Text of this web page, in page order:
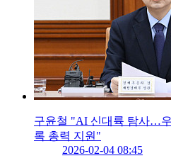
구윤철 "AI 신대륙 탐사…
록 총력 지원"
2026-02-04 08:45